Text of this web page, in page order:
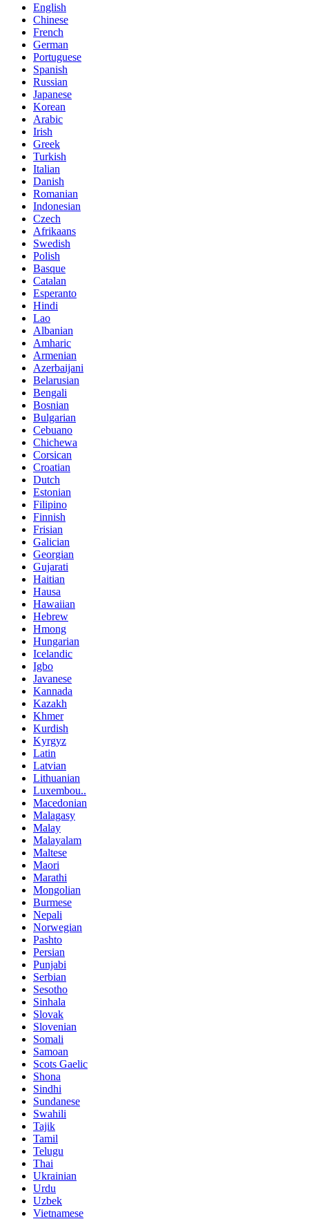
English
Chinese
French
German
Portuguese
Spanish
Russian
Japanese
Korean
Arabic
Irish
Greek
Turkish
Italian
Danish
Romanian
Indonesian
Czech
Afrikaans
Swedish
Polish
Basque
Catalan
Esperanto
Hindi
Lao
Albanian
Amharic
Armenian
Azerbaijani
Belarusian
Bengali
Bosnian
Bulgarian
Cebuano
Chichewa
Corsican
Croatian
Dutch
Estonian
Filipino
Finnish
Frisian
Galician
Georgian
Gujarati
Haitian
Hausa
Hawaiian
Hebrew
Hmong
Hungarian
Icelandic
Igbo
Javanese
Kannada
Kazakh
Khmer
Kurdish
Kyrgyz
Latin
Latvian
Lithuanian
Luxembou..
Macedonian
Malagasy
Malay
Malayalam
Maltese
Maori
Marathi
Mongolian
Burmese
Nepali
Norwegian
Pashto
Persian
Punjabi
Serbian
Sesotho
Sinhala
Slovak
Slovenian
Somali
Samoan
Scots Gaelic
Shona
Sindhi
Sundanese
Swahili
Tajik
Tamil
Telugu
Thai
Ukrainian
Urdu
Uzbek
Vietnamese